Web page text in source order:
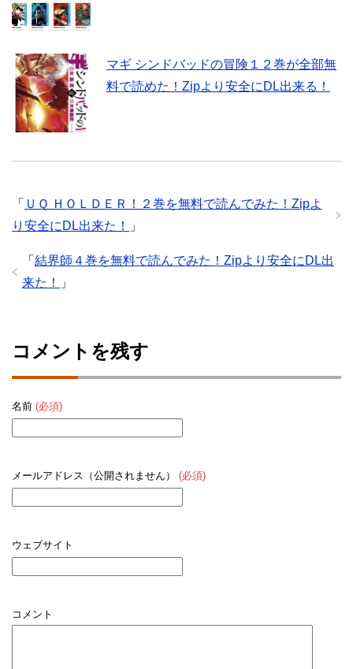
マギ シンドバッドの冒険１２巻が全部無
料で読めた！Zipより安全にDL出来る！
「 ＵＱ ＨＯＬＤＥＲ！２巻を無料で読んでみた！Zipよ
り安全にDL出来た！
」
「 結界師４巻を無料で読んでみた！Zipより安全にDL出
来た！
」
コメントを残す
名前 (必須)
メールアドレス（公開されません） (必須)
ウェブサイト
コメント